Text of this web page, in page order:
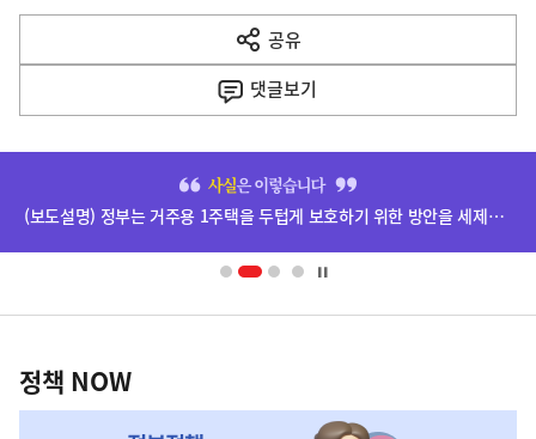
다
음
공유
열
기
댓글보기
영
(보도설명) 정부는 거주용 1주택을 두텁게 보호하기 위한 방안을 세제개편안에 담았습니다.
책
NOW,
정책 NOW